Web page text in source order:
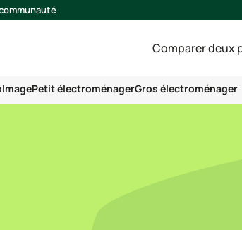
Comparer deux
ImagePetit électroménagerGros électroménager